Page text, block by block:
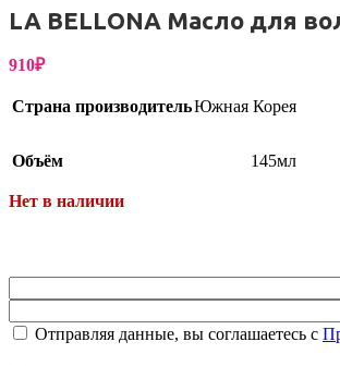
LA BELLONA Масло для
910₽
Страна производительЮжная Корея
Объём 145мл
Нет в наличии
Отправляя данные, вы соглашаетесь с